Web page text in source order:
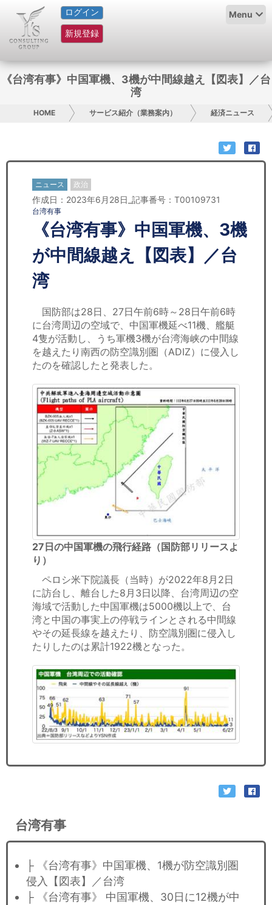
ログイン
新規登録
Menu
HOME
サービス紹介
コラム
お問い合わせ
日本人にPR
コンサルティング
リサーチ
セミナー
労務顧問
ＩＴ
飲食店情報
《台湾有事》中国軍機、3機が中間線越え【図表】／台
湾
HOME サービス紹介（業務案内） 経済ニュース
ニュース 政治
作成日：2023年6月28日_記事番号：T00109731
台湾有事
《台湾有事》中国軍機、3機
が中間線越え【図表】／台
湾
国防部は28日、27日午前6時～28日午前6時
に台湾周辺の空域で、中国軍機延べ11機、艦艇
4隻が活動し、うち軍機3機が台湾海峡の中間線
を越えたり南西の防空識別圏（ADIZ）に侵入し
たのを確認したと発表した。
27日の中国軍機の飛行経路（国防部リリースよ
り）
ペロシ米下院議長（当時）が2022年8月2日
に訪台し、離台した8月3日以降、台湾周辺の空
海域で活動した中国軍機は5000機以上で、台
湾と中国の事実上の停戦ラインとされる中間線
やその延長線を越えたり、防空識別圏に侵入し
たりしたのは累計1922機となった。
台湾有事
├ 《台湾有事》中国軍機、1機が防空識別圏
侵入【図表】／台湾
├ 《台湾有事》 中国軍機、30日に12機が中